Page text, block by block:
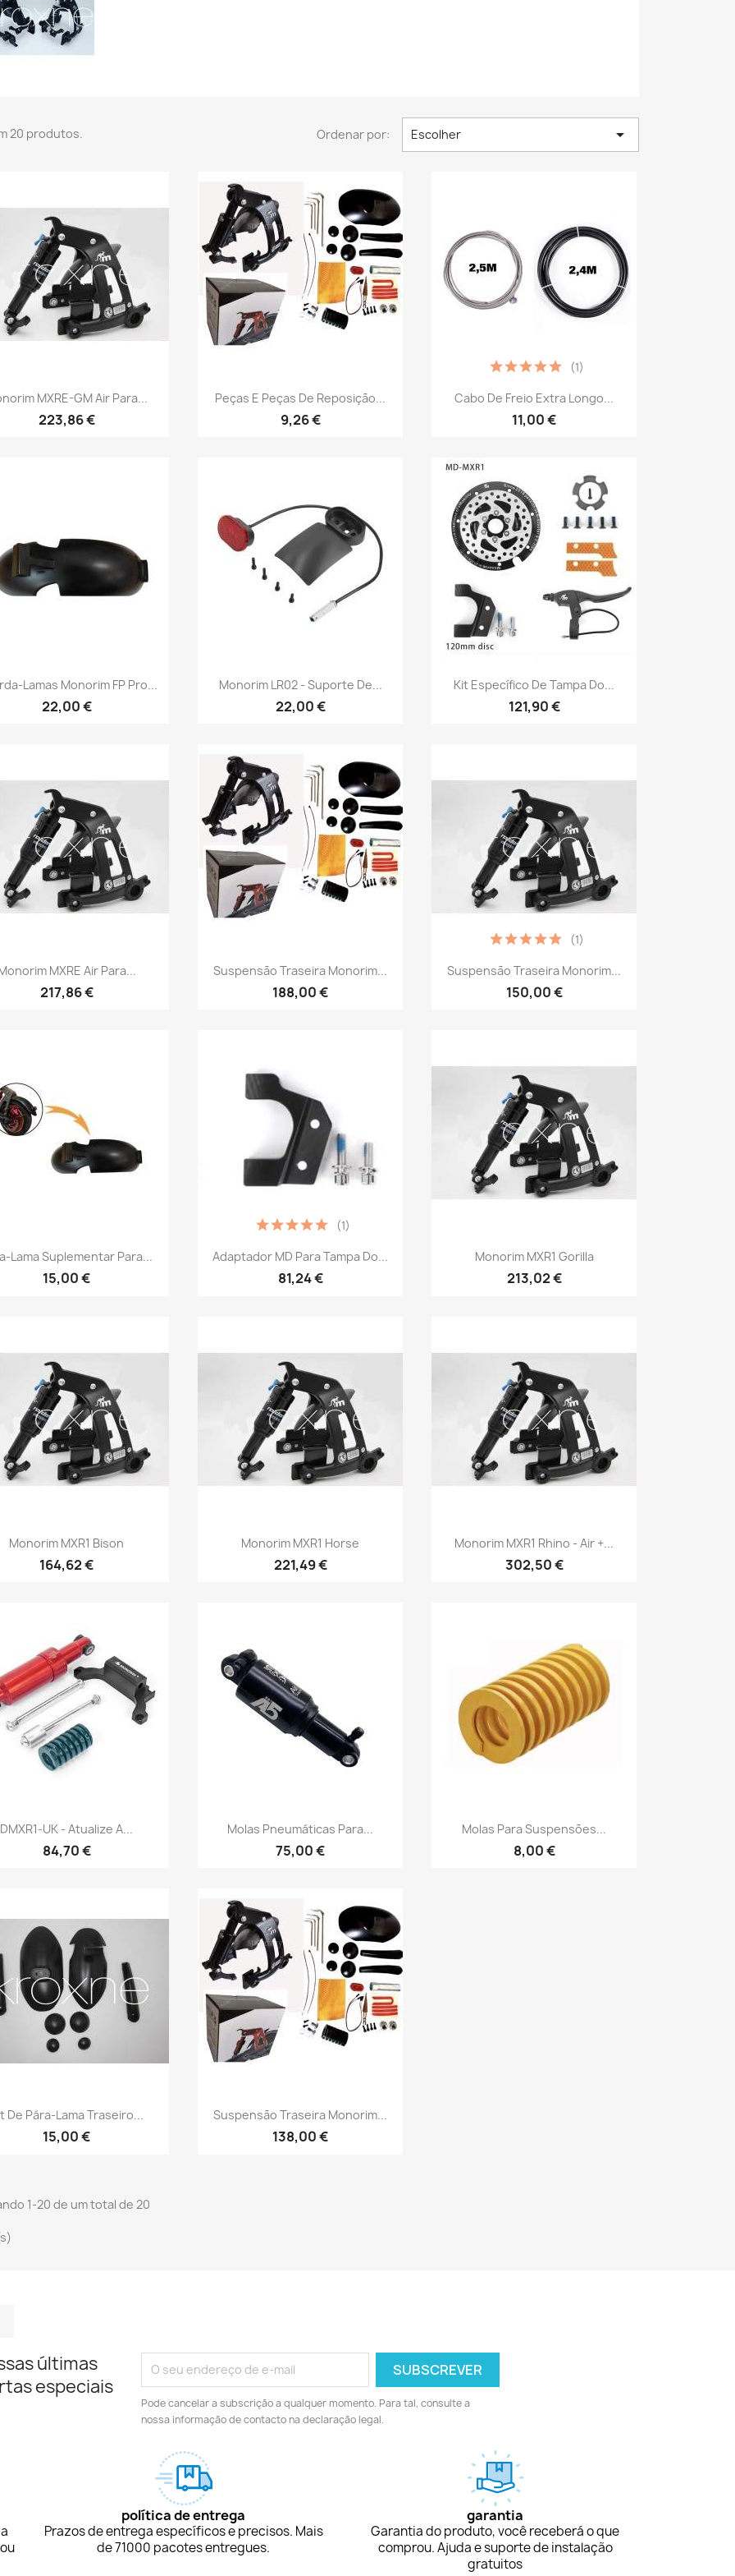
20 produtos. Ordenar por: Escolher 
Vista rápida
MXRE-GM Air Para...
223,86 €
Vista rápida
Peças E Peças De Reposição...
9,26 €
 Vista rápida
Cabo De Freio Extra Longo...
11,00 €
(1)
Vista rápida
Lamas Monorim FP Pro...
22,00 €
Vista rápida
Monorim LR02 - Suporte De...
22,00 €
Vista rápida
Kit Específico De Tampa Do...
121,90 €
Vista rápida
MXRE Air Para...
217,86 €
Vista rápida
Suspensão Traseira Monorim...
188,00 €
Vista rápida
Suspensão Traseira Monorim...
150,00 €
(1)
Vista rápida
Lama Suplementar Para...
15,00 €
Vista rápida
Adaptador MD Para Tampa Do...
81,24 €
(1)
Vista rápida
Monorim MXR1 Gorilla
213,02 €
Vista rápida
Monorim MXR1 Bison
164,62 €
Vista rápida
Monorim MXR1 Horse
221,49 €
Vista rápida
Monorim MXR1 Rhino - Air +...
302,50 €
 Vista rápida
DMXR1-UK - Atualize A...
84,70 €
Vista rápida
Molas Pneumáticas Para...
75,00 €
Vista rápida
Molas Para Suspensões...
8,00 €
Vista rápida
De Pára-Lama Traseiro...
15,00 €
Vista rápida
Suspensão Traseira Monorim...
138,00 €
1-20 de um total de 20
últimas
especiais
Pode cancelar a subscrição a qualquer momento. Para tal, consulte a
nossa informação de contacto na declaração legal.
política de entrega
Prazos de entrega específicos e precisos. Mais
de 71000 pacotes entregues.
garantia
Garantia do produto, você receberá o que
comprou. Ajuda e suporte de instalação
gratuitos